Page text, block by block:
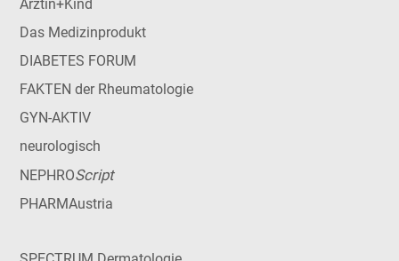
Ärztin+Kind
Das Medizinprodukt
DIABETES FORUM
FAKTEN der Rheumatologie
GYN-AKTIV
neurologisch
NEPHROScript
PHARMAustria